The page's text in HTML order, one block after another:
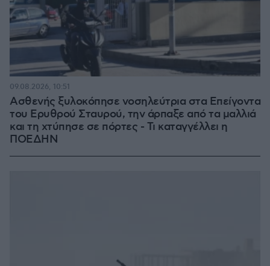
Ασθενής ξυλοκόπησε νοσηλεύτρια στα Επείγοντα
του Ερυθρού Σταυρού, την άρπαξε από τα μαλλιά
και τη χτύπησε σε πόρτες - Τι καταγγέλλει η
ΠΟΕΔΗΝ
09.08.2026, 10:51